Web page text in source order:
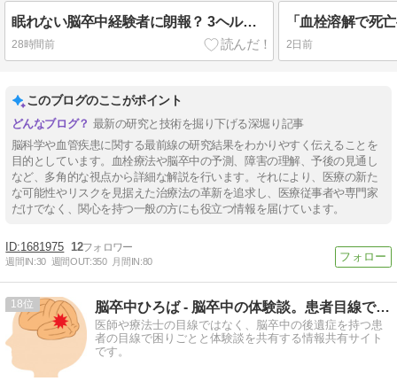
眠れない脳卒中経験者に朗報？ 3ヘルツのバイノウラルビートで深睡眠が2倍
28時間前 2日前
このブログのここがポイント
最新の研究と技術を掘り下げる深堀り記事
脳科学や血管疾患に関する最前線の研究結果をわかりやすく伝えることを
目的としています。血栓療法や脳卒中の予測、障害の理解、予後の見通し
など、多角的な視点から詳細な解説を行います。それにより、医療の新た
な可能性やリスクを見据えた治療法の革新を追求し、医療従事者や専門家
だけでなく、関心を持つ一般の方にも役立つ情報を届けています。
1681975 12
週間IN:30 週間OUT:350 月間IN:80
18 脳卒中ひろば - 脳卒中の体験談。患者目線で情報共有
医師や療法士の目線ではなく、脳卒中の後遺症を持つ患
者の目線で困りごとと体験談を共有する情報共有サイト
です。